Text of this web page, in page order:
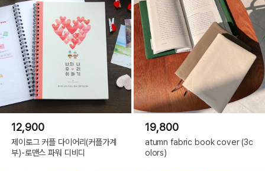
12,900
제이로그 커플 다이어리(커플가계
부)-로맨스 파워 디비디
19,800
atumn fabric book cover (3c
olors)